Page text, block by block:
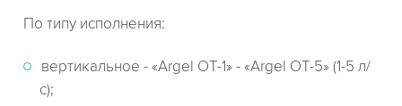
По типу исполнения:
вертикальное - «Argel OT-1» - «Argel OT-5» (1-5 л/
с);